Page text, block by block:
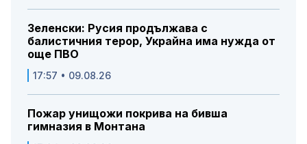
Зеленски: Русия продължава с
балистичния терор, Украйна има нужда от
още ПВО
17:57 • 09.08.26
Пожар унищожи покрива на бивша
гимназия в Монтана